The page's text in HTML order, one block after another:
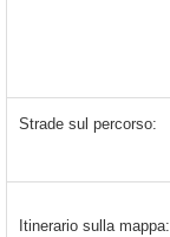
Strade sul percorso:
Itinerario sulla mappa: